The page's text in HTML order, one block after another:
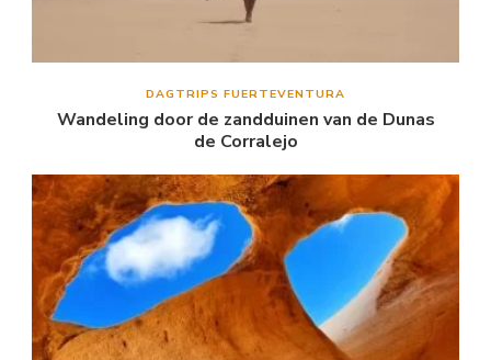
DAGTRIPS FUERTEVENTURA
Wandeling door de zandduinen van de Dunas
de Corralejo